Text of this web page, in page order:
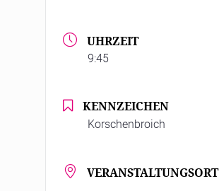
UHRZEIT
9:45
KENNZEICHEN
Korschenbroich
VERANSTALTUNGSORT